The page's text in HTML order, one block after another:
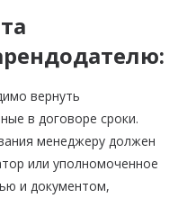
вернуть
в договоре сроки.
менеджеру должен
или уполномоченное
и документом,